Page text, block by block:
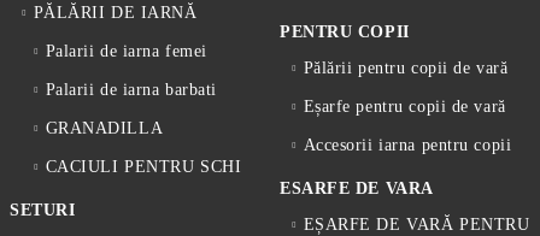
PĂLĂRII DE IARNĂ
Palarii de iarna femei
Palarii de iarna barbati
GRANADILLA
CACIULI PENTRU SCHI
SETURI
PENTRU COPII
Pălării pentru copii de vară
Eșarfe pentru copii de vară
Accesorii iarna pentru copii
ESARFE DE VARA
EȘARFE DE VARĂ PENTRU